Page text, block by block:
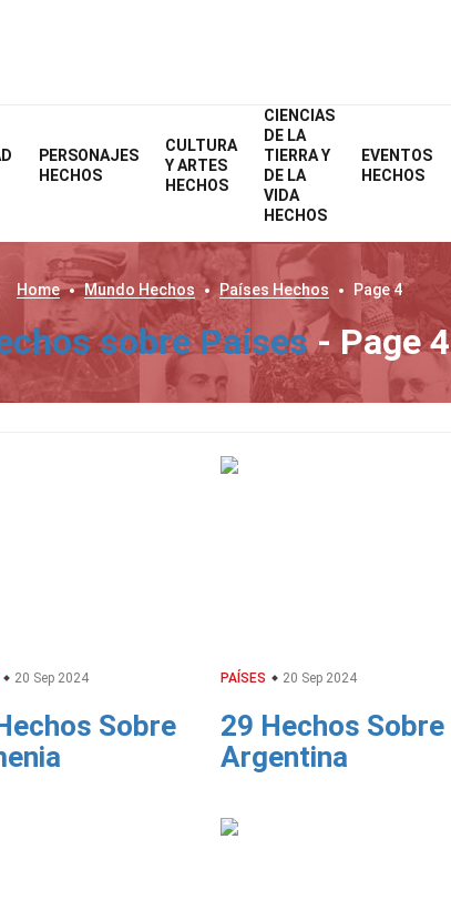
PERSONAJES
HECHOS
CULTURA
Y ARTES
HECHOS
CIENCIAS
DE LA
TIERRA Y
DE LA
VIDA
HECHOS
EVENTOS
HECHOS
Home Mundo Hechos Países Hechos Page 4
sobre Países- Page 4
20 Sep 2024
Sobre
PAÍSES 20 Sep 2024
29 Hechos Sobre
Argentina